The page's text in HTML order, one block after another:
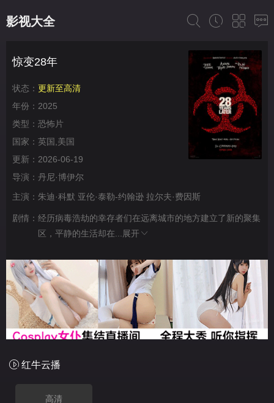
影视大全
惊变28年
状态： 更新至高清
年份： 2025
类型： 恐怖片
国家： 英国,美国
更新： 2026-06-19
导演： 丹尼·博伊尔
主演： 朱迪·科默 亚伦·泰勒-约翰逊 拉尔夫·费因斯
剧情： 经历病毒浩劫的幸存者们在远离城市的地方建立了新的聚集
区，平静的生活却在...
展开
红牛云播
高清